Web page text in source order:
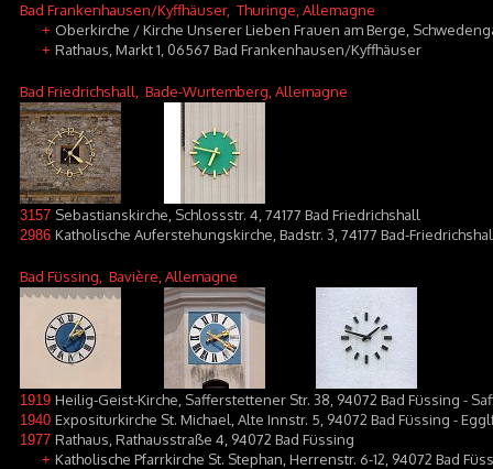
Bad Frankenhausen/Kyffhäuser, Thuringe, Allemagne
+ Oberkirche / Kirche Unserer Lieben Frauen am Berge,
+ Rathaus, Markt 1, 06567 Bad Frankenhausen/Kyffhäuser
Bad Friedrichshall , Bade-Wurtemberg, Allemagne
3157 Sebastianskirche, Schlossstr. 4, 74177 Bad Friedrichshall
2986 Katholische Auferstehungskirche, Badstr. 3, 74177 Bad-
Bad Füssing , Bavière, Allemagne
1919 Heilig-Geist-Kirche, Safferstettener Str. 38, 94072 Bad Füssing -
1940 Expositurkirche St. Michael, Alte Innstr. 5, 94072 Bad Füssing -
1977 Rathaus, Rathausstraße 4, 94072 Bad Füssing
+ Katholische Pfarrkirche St. Stephan, Herrenstr. 6-12, 94072 Bad